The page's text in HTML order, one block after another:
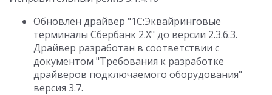
Обновлен драйвер "1С:Эквайринговые
терминалы Сбербанк 2.Х" до версии 2.3.6.3.
Драйвер разработан в соответствии с
документом "Требования к разработке
драйверов подключаемого оборудования"
версия 3.7.